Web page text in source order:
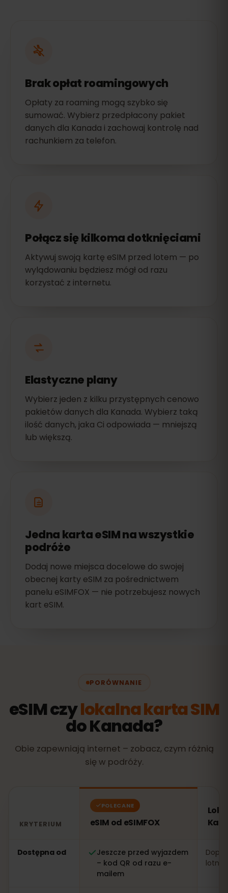
Brak opłat roamingowych
Opłaty za roaming mogą szybko się
sumować. Wybierz przedpłacony pakiet
danych dla Kanada i zachowaj kontrolę nad
rachunkiem za telefon.
Połącz się kilkoma dotknięciami
Aktywuj swoją kartę eSIM przed lotem — po
wylądowaniu będziesz mógł od razu
korzystać z internetu.
Elastyczne plany
Wybierz jeden z kilku przystępnych cenowo
pakietów danych dla Kanada. Wybierz taką
ilość danych, jaka Ci odpowiada — mniejszą
lub większą.
Jedna karta eSIM na wszystkie
podróże
Dodaj nowe miejsca docelowe do swojej
obecnej karty eSIM za pośrednictwem
panelu eSIMFOX — nie potrzebujesz nowych
kart eSIM.
PORÓWNANIE
eSIM czylokalna karta SIM
do Kanada?
Obie zapewniają internet – zobacz, czym różnią
się w podróży.
KRYTERIUM
POLECANE
eSIM od eSIMFOX
Dostępna od
Jeszcze przed wyjazdem
– kod QR od razu e-
mailem